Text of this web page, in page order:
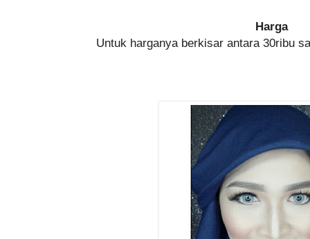
Harga
Untuk harganya berkisar antara 30ribu